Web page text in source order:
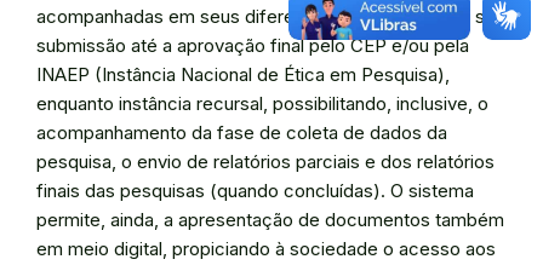
acompanhadas em seus diferentes estágios, desde sua
submissão até a aprovação final pelo CEP e/ou pela
INAEP (Instância Nacional de Ética em Pesquisa),
enquanto instância recursal, possibilitando, inclusive, o
acompanhamento da fase de coleta de dados da
pesquisa, o envio de relatórios parciais e dos relatórios
finais das pesquisas (quando concluídas). O sistema
permite, ainda, a apresentação de documentos também
em meio digital, propiciando à sociedade o acesso aos